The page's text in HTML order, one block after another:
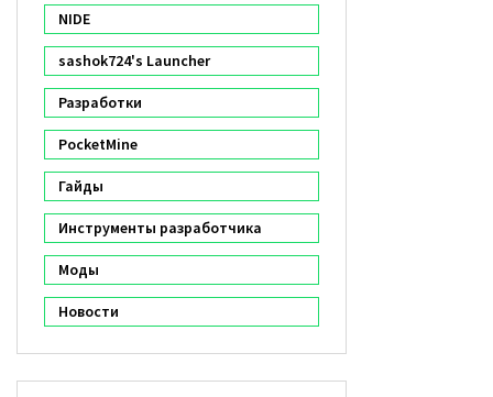
NIDE
sashok724's Launcher
Разработки
PocketMine
Гайды
Инструменты разработчика
Моды
Новости